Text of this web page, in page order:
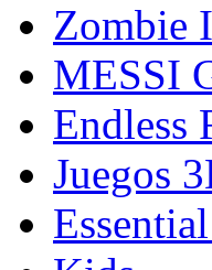
Zombie
MESSI
Endless
Juegos